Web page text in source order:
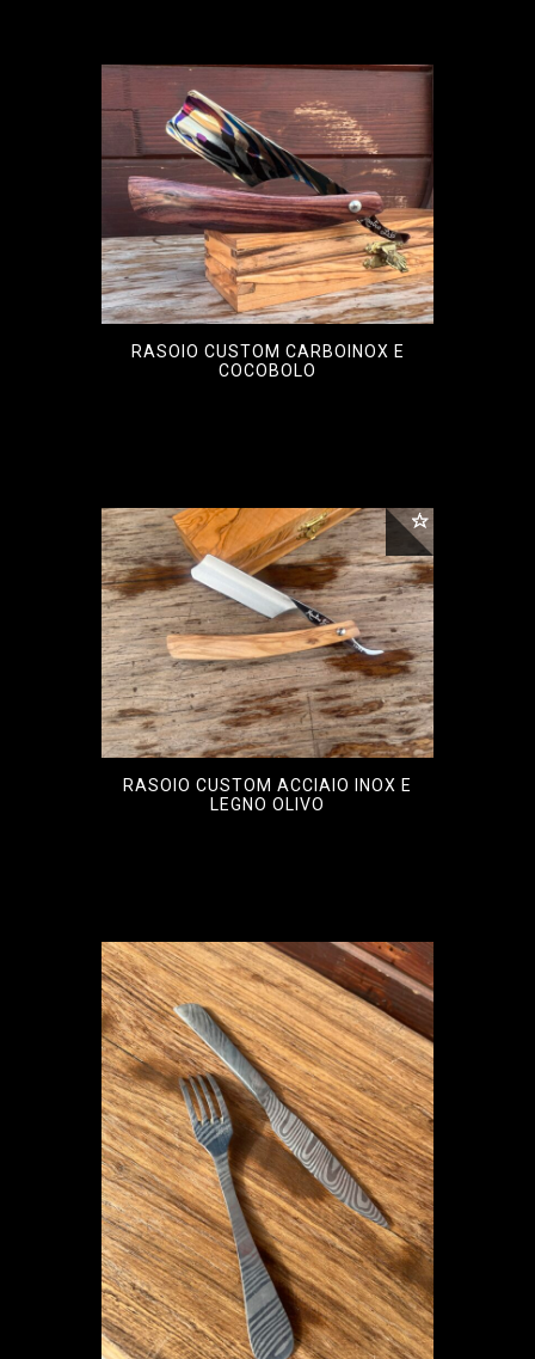
RASOIO CUSTOM CARBOINOX E
COCOBOLO
RASOIO CUSTOM ACCIAIO INOX E
LEGNO OLIVO